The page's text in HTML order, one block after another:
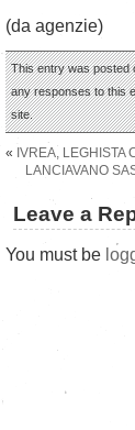
(da agenzie)
This entry was posted
any responses to this
site.
« IVREA, LEGHISTA
LANCIAVANO
Leave a
You must be